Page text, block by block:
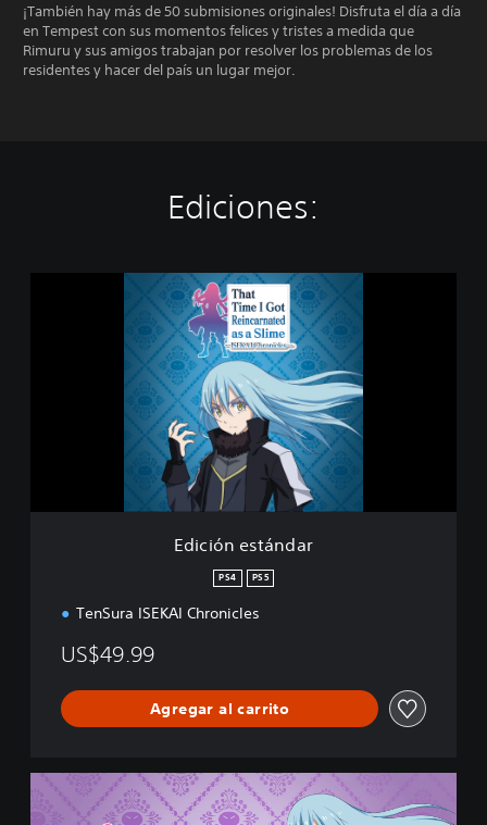
¡También hay más de 50 submisiones originales! Disfruta el día a día
en Tempest con sus momentos felices y tristes a medida que
Rimuru y sus amigos trabajan por resolver los problemas de los
residentes y hacer del país un lugar mejor.
Ediciones:
n
Edición estándar
PS4 PS5
TenSura ISEKAI Chronicles
US$49.99
Agregar al carrito